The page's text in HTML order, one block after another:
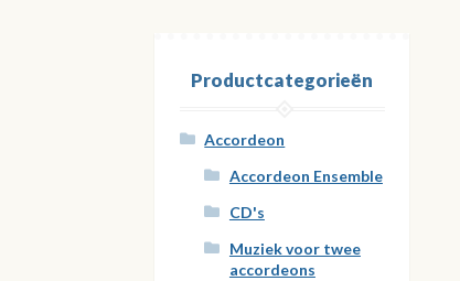
Productcategorieën
Accordeon
Accordeon Ensemble
CD's
Muziek voor twee
accordeons